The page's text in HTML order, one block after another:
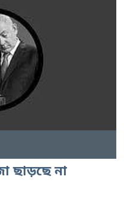
ছাড়ছে না